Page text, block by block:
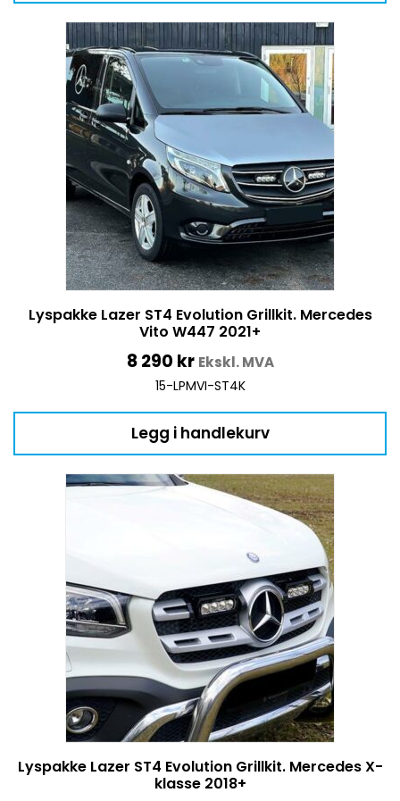
Lyspakke Lazer ST4 Evolution Grillkit. Mercedes
Vito W447 2021+
8 290 kr Ekskl. MVA
15-LPMVI-ST4K
Legg i handlekurv
Lyspakke Lazer ST4 Evolution Grillkit. Mercedes X-
klasse 2018+